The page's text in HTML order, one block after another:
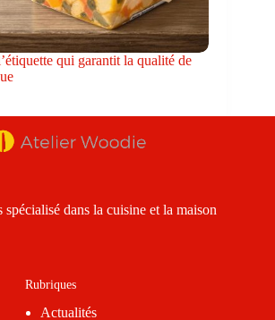
qui garantit la qualité de
spécialisé dans la cuisine et la maison
Rubriques
Actualités